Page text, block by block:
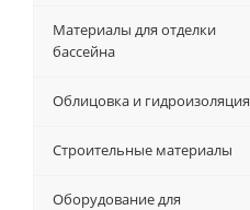
Материалы для отделки
бассейна
Облицовка и гидроизоляция
Строительные материалы
Оборудование для